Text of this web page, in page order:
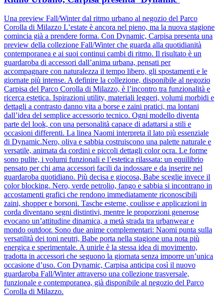
Una preview Fall/Winter dal ritmo urbano al negozio del Parco
Corolla di Milazzo L’estate è ancora nel pieno, ma la nuova stagione
comincia già a prendere forma. Con Dynamic, Carpisa presenta una
preview della collezione Fall/Winter che guarda alla quotidianità
contemporanea e ai suoi continui cambi di ritmo. Il risultato è un
guardaroba di accessori dall’anima urbana, pensati per
accompagnare con naturalezza il tempo libero, gli spostamenti e le
giornate più intense. A definire la collezione, disponibile al negozio
Carpisa del Parco Corolla di Milazzo, è l’incontro tra funzionalità e
ricerca estetica. Ispirazioni utility, materiali leggeri, volumi morbidi e
dettagli a contrasto danno vita a borse e zaini pratici, ma lontani
dall’idea del semplice accessorio tecnico. Ogni modello diventa
parte del look, con una personalità capace di adattarsi a stili e
occasioni differenti. La linea Naomi interpreta il lato più essenziale
di Dynamic.Nero, oliva e sabbia costruiscono una palette naturale e
versatile, animata da cordini e piccoli dettagli color ocra. Le forme
sono pulite, i volumi funzionali e l’estetica rilassata: un equilibrio
pensato per chi ama accessori facili da indossare e da inserire nel
guardaroba quotidiano. Più decisa e giocosa, Babe sceglie invece il
color blocking. Nero, verde petrolio, fango e sabbia si incontrano in
accostamenti grafici che rendono immediatamente riconoscibili
zaini, shopper e borsoni. Tasche esterne, coulisse e applicazioni in
corda diventano segni distintivi, mentre le proporzioni generose
evocano un’attitudine dinamica, a metà strada tra urbanwear e
mondo outdoor. Sono due anime complementari: Naomi punta sulla
versatilità dei toni neutri, Babe porta nella stagione una nota più
energica e sperimentale. A unirle è la stessa idea di movimento,
tradotta in accessori che seguono la giornata senza imporre un’unica
occasione d’uso. Con Dynamic, Carpisa anticipa così il nuovo
guardaroba Fall/Winter attraverso una collezione trasversale,
funzionale e contemporanea, già disponibile al negozio del Parco
Corolla di Milazzo.